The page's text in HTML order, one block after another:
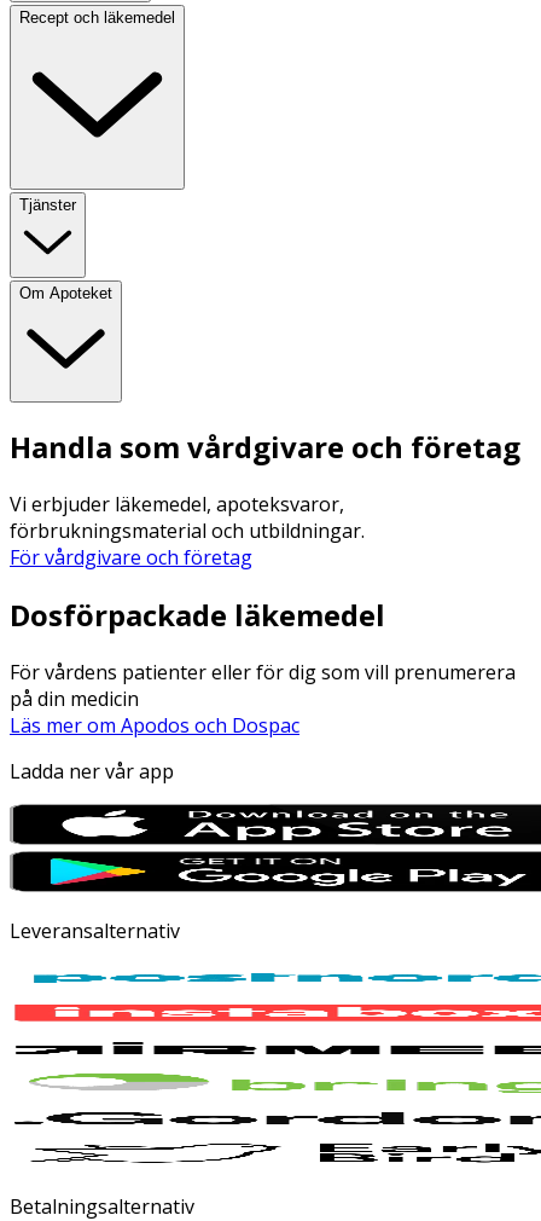
Recept och läkemedel
Tjänster
Om Apoteket
Handla som vårdgivare och företag
Vi erbjuder läkemedel, apoteksvaror,
förbrukningsmaterial och utbildningar.
För vårdgivare och företag
Dosförpackade läkemedel
För vårdens patienter eller för dig som vill prenumerera
på din medicin
Läs mer om Apodos och Dospac
Ladda ner vår app
Leveransalternativ
Betalningsalternativ